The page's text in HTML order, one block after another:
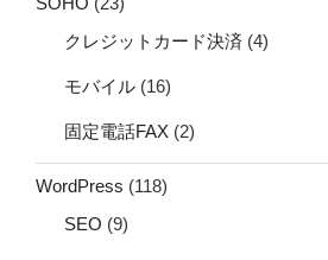
クレジットカード決済 (4)
モバイル (16)
固定電話FAX (2)
WordPress (118)
SEO (9)